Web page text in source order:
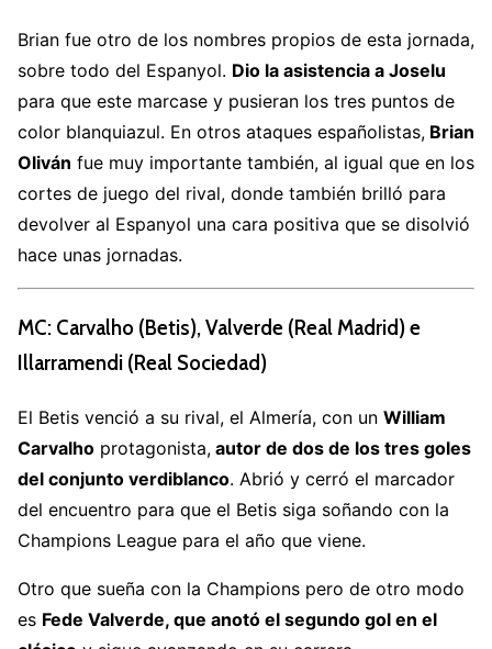
Brian fue otro de los nombres propios de esta jornada,
sobre todo del Espanyol. Dio la asistencia a Joselu
para que este marcase y pusieran los tres puntos de
color blanquiazul. En otros ataques españolistas, Brian
Oliván fue muy importante también, al igual que en los
cortes de juego del rival, donde también brilló para
devolver al Espanyol una cara positiva que se disolvió
hace unas jornadas.
MC: Carvalho (Betis), Valverde (Real Madrid) e
Illarramendi (Real Sociedad)
El Betis venció a su rival, el Almería, con un William
Carvalho protagonista, autor de dos de los tres goles
del conjunto verdiblanco. Abrió y cerró el marcador
del encuentro para que el Betis siga soñando con la
Champions League para el año que viene.
Otro que sueña con la Champions pero de otro modo
es Fede Valverde, que anotó el segundo gol en el